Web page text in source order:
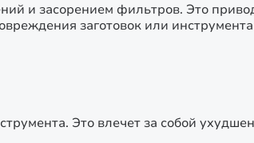
и засорением фильтров. Это
заготовок или
Это влечет за собой